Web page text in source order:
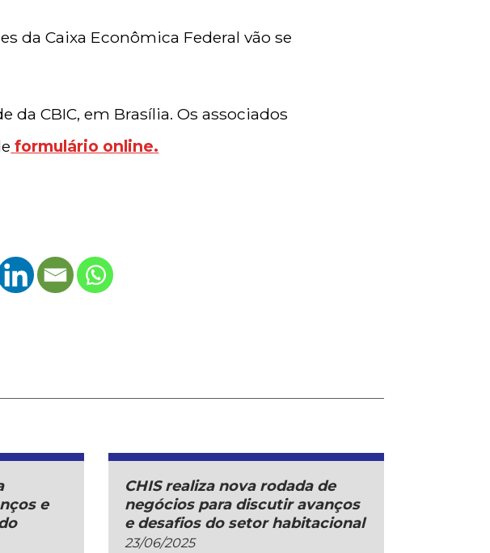
da Caixa Econômica Federal vão se
da CBIC, em Brasília. Os associados
formulário online.
e
CHIS realiza nova rodada de
negócios para discutir avanços
e desafios do setor habitacional
23/06/2025